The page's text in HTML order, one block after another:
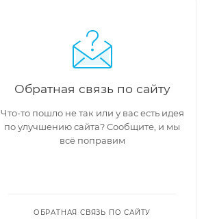
Обратная связь по сайту
Что-то пошло не так или у вас есть идея
по улучшению сайта? Сообщите, и мы
всё поправим
ОБРАТНАЯ СВЯЗЬ ПО САЙТУ